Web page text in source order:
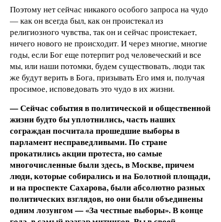
Поэтому нет сейчас никакого особого запроса на чудо
— как он всегда был, как он проистекал из
религиозного чувства, так он и сейчас проистекает,
ничего нового не происходит. И через многие, многие
годы, если Бог еще потерпит род человеческий и все
мы, или наши потомки, будем существовать, люди так
же будут верить в Бога, призывать Его имя и, получая
просимое, исповедовать это чудо в их жизни.
— Сейчас события в политической и общественной
жизни будто бы уплотнились, часть наших
сограждан посчитала прошедшие выборы в
парламент несправедливыми. По стране
прокатились акции протеста, но самые
многочисленные были здесь, в Москве, причем
люди, которые собирались и на Болотной площади,
и на проспекте Сахарова, были абсолютно разных
политических взглядов, но они были объединены
одним лозунгом — «За честные выборы». В конце